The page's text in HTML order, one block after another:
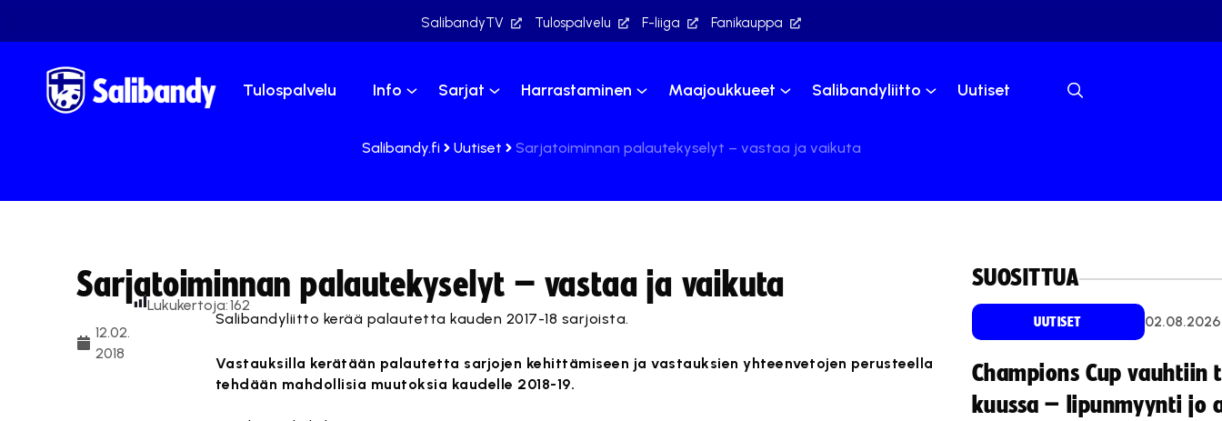
SalibandyTV Tulospalvelu F-liiga Fanikauppa
Tulospalvelu Info Sarjat Harrastaminen Maajoukkueet Salibandyliitto Uutiset
Salibandy.fi Uutiset Sarjatoiminnan palautekyselyt – vastaa ja vaikuta
Sarjatoiminnan palautekyselyt – vastaa ja vaikuta
12.02.
2018
Lukukertoja:162
Salibandyliitto kerää palautetta kauden 2017-18 sarjoista.
Vastauksilla kerätään palautetta sarjojen kehittämiseen ja vastauksien yhteenvetojen perusteella
tehdään mahdollisia muutoksia kaudelle 2018-19.
SUOSITTUA
UUTISET 02.08.2026
Champions Cup vauhtiin
kuussa – lipunmyynti jo